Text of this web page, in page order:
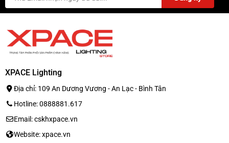
XPACE Lighting
Địa chỉ: 109 An Dương Vương - An Lạc - Bình Tân
Hotline: 0888881.617
Email: cskhxpace.vn
Website: xpace.vn